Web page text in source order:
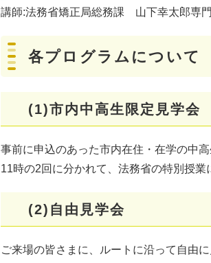
講師:法務省矯正局総務課 山下幸太郎専
各プログラムについて
(1)市内中高生限定見学会
事前に申込のあった市内在住・在学の中
11時の2回に分かれて、法務省の特別授業
(2)自由見学会
ご来場の皆さまに、ルートに沿って自由